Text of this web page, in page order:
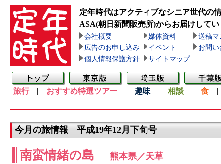
定年時代はアクティブなシニア世代の
ASA(朝日新聞販売所)からお届けしてい
会社概要 媒体資料
送稿マ
広告のお申し込み
イベント
お問い
個人情報保護方針
サイトマップ
旅行| おすすめ特選ツアー | 趣味 | 相談 | 食
今月の旅情報 平成19年12月下旬号
南蛮情緒の島 熊本県／天草